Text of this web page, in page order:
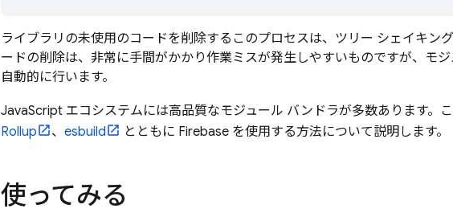
ライブラリの未使用のコードを削除するこのプロセスは、ツリー シェイキン
ードの削除は、非常に手間がかかり作業ミスが発生しやすいものですが、モ
自動的に行います。
JavaScript エコシステムには高品質なモジュール バンドラが多数あります。こ
Rollup
、 esbuild とともに Firebase を使用する方法について説明します。
使ってみる